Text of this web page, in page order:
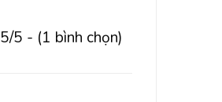
5/5 - (1 bình chọn)